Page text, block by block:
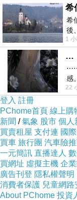
換取有關帝國
在執行任務過
快速追逐、打
星人，故事像
著大量星際大
大戰的粉絲才
電視劇濃縮版
錢，看完之後
帕斯卡有著不
電影曼達洛人
滅，帝國軍閥
和國為了保護
奇的曼達洛賞
希
希
後
有
1
…
⋯⋯
感
昨
22
登入 註冊
PChome首頁 線上購
新聞 /氣象 股市 個人
買賣租屋 支付連 國
買車 旅行團 汽車險
一元簡訊 直播達人
買網址 虛擬主機 企
廣告刊登 隱私權聲明
消費者保護 兒童網路
About PChome 投資